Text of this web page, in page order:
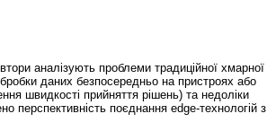
аналізують проблеми традиційної хмарної
даних безпосередньо на пристроях або
швидкості прийняття рішень) та недоліки
перспективність поєднання edge-технологій з